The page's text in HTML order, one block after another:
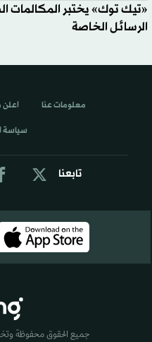
«تيك توك» يختبر المكالمات
الرسائل الخاصة
تابعنا
معلومات عنا اعلن
سياسة
جميع الحقوق محفوظة